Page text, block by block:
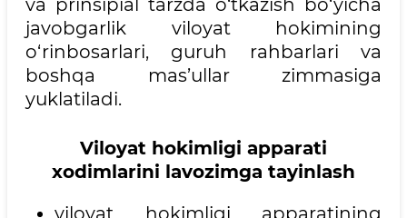
va prinsipial tarzda o‘tkazish bo‘yicha
javobgarlik viloyat hokimining
o‘rinbosarlari, guruh rahbarlari va
boshqa mas’ullar zimmasiga
yuklatiladi.
Viloyat hokimligi apparati
xodimlarini lavozimga tayinlash
viloyat hokimligi apparatining